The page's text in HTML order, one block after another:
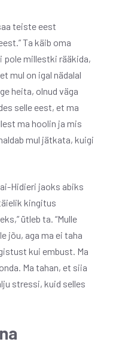
teiste eest
Ta käib oma
pole millestki rääkida,
mul on igal nädalal
heita, olnud väga
selle eest, et ma
ma hoolin ja mis
mul jätkata, kuigi
Hidieri jaoks abiks
kingitus
ütleb ta. “Mulle
jõu, aga ma ei taha
kui embust. Ma
Ma tahan, et siia
stressi, kuid selles